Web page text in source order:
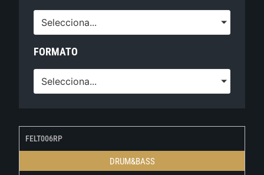
Selecciona...
FORMATO
Selecciona...
FELT006RP
DRUM&BASS